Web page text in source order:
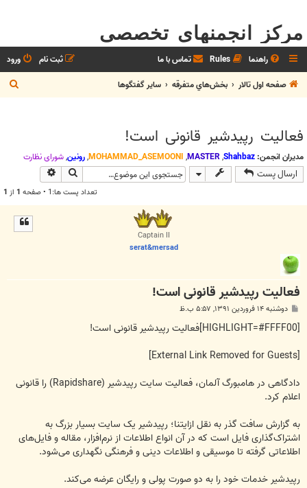
مرکز انجمنهای تخصصی
راهنما Rules تماس با ما ورود
ثبت نام
صفحه اول تالار
بخش‌‌هاي متفرقه ساير گفتگوها
س
فعالیت رپیدشیر قانونی است!
مدیران انجمن: Shahbaz
,
MASTER
,
MOHAMMAD_ASEMOONI
,رونین,شوراي نظارت
ارسال پست جستجو
تعداد پست ها:1 • صفحه 1 از 1
Captain II
serat&mersad
فعالیت رپیدشیر قانونی است!
ت
دوشنبه ۱۴ فروردین ۱۳۹۱, ۵:۵۷ ب.ظ
[HIGHLIGHT=#FFFF00]فعالیت رپیدشیر قانونی است!
[External Link Removed for Guests]
دادگاهی در هامبورگ آلمان، فعالیت سایت رپیدشیر (Rapidshare) را قانونی
اعلام کرد.
به گزارش سافت گذر به نقل ازایتنا؛ رپیدشیر یک سایت بسیار بزرگ به
اشتراک‌گذاری فایل است که در آن انواع اطلاعات از نرم‌افزار، مقاله و فایل‌های
اطلاعاتی گرفته تا موسیقی و اطلاعات دینی و فرهنگی نگهداری می‌شود.
رپیدشیر خدمات خود را به دو صورت پولی و رایگان عرضه می‌کند.